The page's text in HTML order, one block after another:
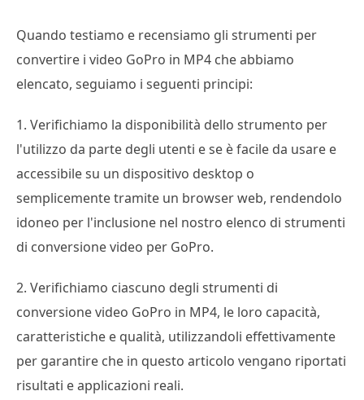
Quando testiamo e recensiamo gli strumenti per
convertire i video GoPro in MP4 che abbiamo
elencato, seguiamo i seguenti principi:
1. Verifichiamo la disponibilità dello strumento per
l'utilizzo da parte degli utenti e se è facile da usare e
accessibile su un dispositivo desktop o
semplicemente tramite un browser web, rendendolo
idoneo per l'inclusione nel nostro elenco di strumenti
di conversione video per GoPro.
2. Verifichiamo ciascuno degli strumenti di
conversione video GoPro in MP4, le loro capacità,
caratteristiche e qualità, utilizzandoli effettivamente
per garantire che in questo articolo vengano riportati
risultati e applicazioni reali.